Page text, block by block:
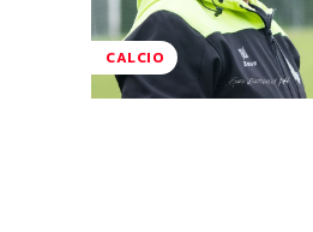
CALCIO